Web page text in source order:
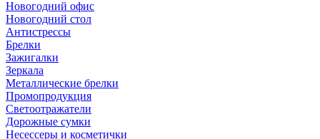
Новогодний офис
Новогодний стол
Антистрессы
Брелки
Зажигалки
Зеркала
Металлические брелки
Промопродукция
Светоотражатели
Дорожные сумки
Несессеры и косметички